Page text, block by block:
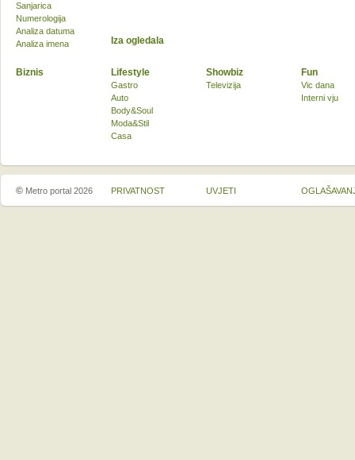
Biznis Lifestyle
Gastro
Auto
Body&Soul
Moda&Stil
Casa
Showbiz
Televizija
Fun
Vic dana
Interni vju
Sanjarica
Numerologija
Analiza datuma
Analiza imena
Iza ogledala
© Metro portal 2026 PRIVATNOST UVJETI